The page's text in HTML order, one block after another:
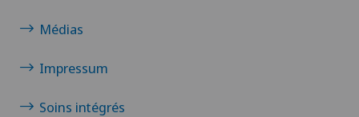
Médias
Impressum
Soins intégrés